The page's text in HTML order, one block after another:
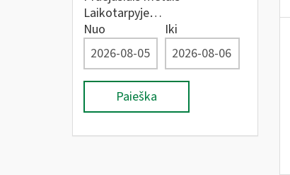
Laikotarpyje…
Nuo
Iki
Paieška